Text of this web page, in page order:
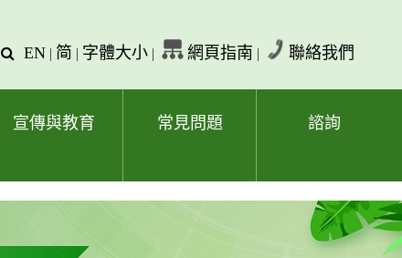
查
字
EN | 简 | 字體大小 | 網頁指南 | 聯絡我們
宣傳與教育 常見問題 諮詢